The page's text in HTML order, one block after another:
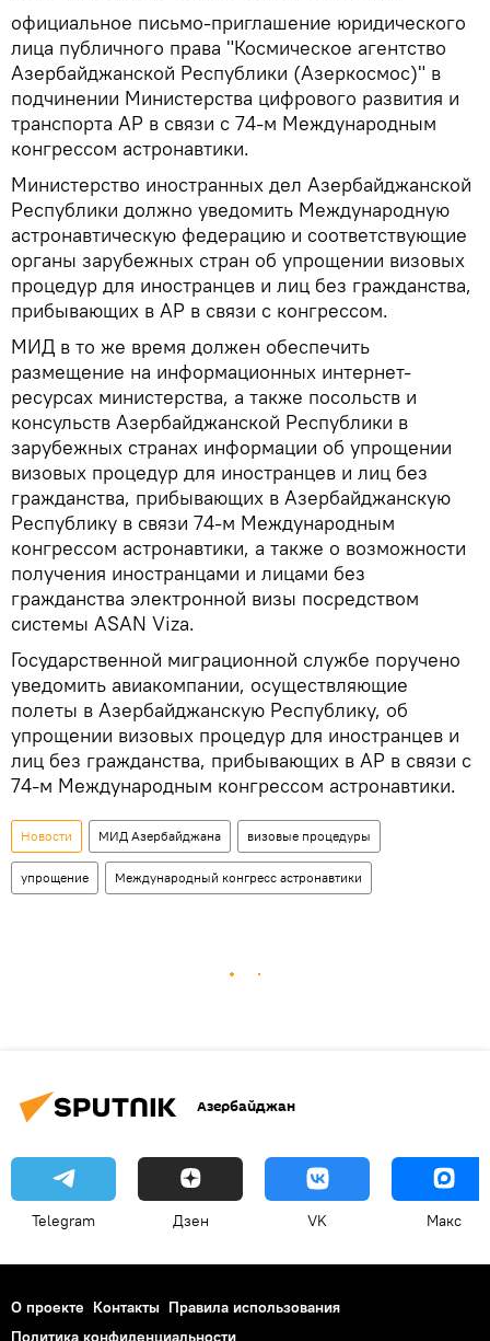
официальное письмо-приглашение юридического
лица публичного права "Космическое агентство
Азербайджанской Республики (Азеркосмос)" в
подчинении Министерства цифрового развития и
транспорта АР в связи с 74-м Международным
конгрессом астронавтики.
Министерство иностранных дел Азербайджанской
Республики должно уведомить Международную
астронавтическую федерацию и соответствующие
органы зарубежных стран об упрощении визовых
процедур для иностранцев и лиц без гражданства,
прибывающих в АР в связи с конгрессом.
МИД в то же время должен обеспечить
размещение на информационных интернет-
ресурсах министерства, а также посольств и
консульств Азербайджанской Республики в
зарубежных странах информации об упрощении
визовых процедур для иностранцев и лиц без
гражданства, прибывающих в Азербайджанскую
Республику в связи 74-м Международным
конгрессом астронавтики, а также о возможности
получения иностранцами и лицами без
гражданства электронной визы посредством
системы ASAN Viza.
Государственной миграционной службе поручено
уведомить авиакомпании, осуществляющие
полеты в Азербайджанскую Республику, об
упрощении визовых процедур для иностранцев и
лиц без гражданства, прибывающих в АР в связи с
74-м Международным конгрессом астронавтики.
Новости МИД Азербайджана визовые процедуры
упрощение Международный конгресс астронавтики
Азербайджан
Telegram Дзен VK Макс
О проекте Контакты Правила использования
Политика конфиденциальности